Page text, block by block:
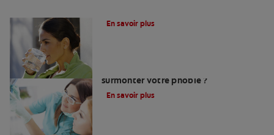
En savoir plus
surmonter votre phobie ?
En savoir plus